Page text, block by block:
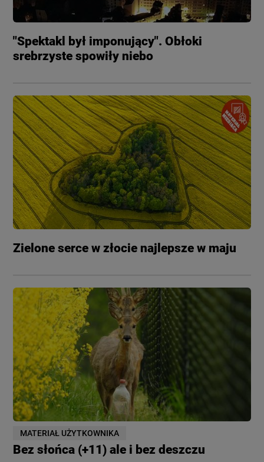
"Spektakl był imponujący". Obłoki
srebrzyste spowiły niebo
Zielone serce w złocie najlepsze w maju
MATERIAŁ UŻYTKOWNIKA
Bez słońca (+11) ale i bez deszczu